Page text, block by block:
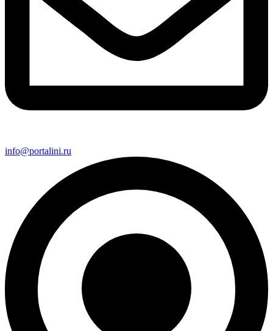
info@portalini.ru